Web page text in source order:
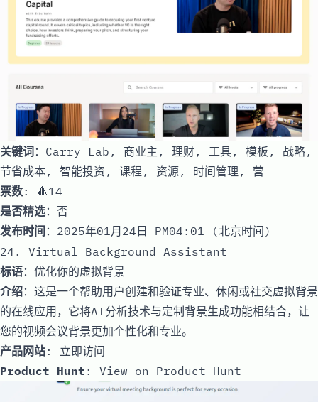
关键词：Carry Lab, 商业主, 理财, 工具, 模板, 战略,
节省成本, 智能投资, 课程, 资源, 时间管理, 营
票数: 🔺14
是否精选：否
发布时间 ：2025年01月24日 PM04:01 (北京时间)
24. Virtual Background Assistant
标语：优化你的虚拟背景
介绍：这是一个帮助用户创建和验证专业、休闲或社交虚拟背景
的在线应用，它将AI分析技术与定制背景生成功能相结合，让
您的视频会议背景更加个性化和专业。
产品网站: 立即访问
Product Hunt : View on Product Hunt